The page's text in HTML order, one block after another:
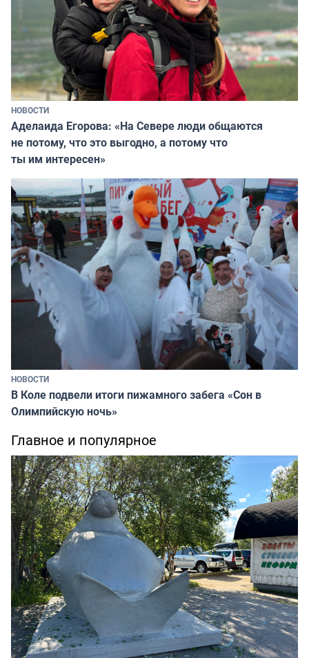
НОВОСТИ
Аделаида Егорова: «На Севере люди общаются
не потому, что это выгодно, а потому что
ты им интересен»
НОВОСТИ
В Коле подвели итоги пижамного забега «Сон в
Олимпийскую ночь»
Главное и популярное